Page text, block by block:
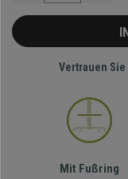
Vertrauen
Mit Fußring